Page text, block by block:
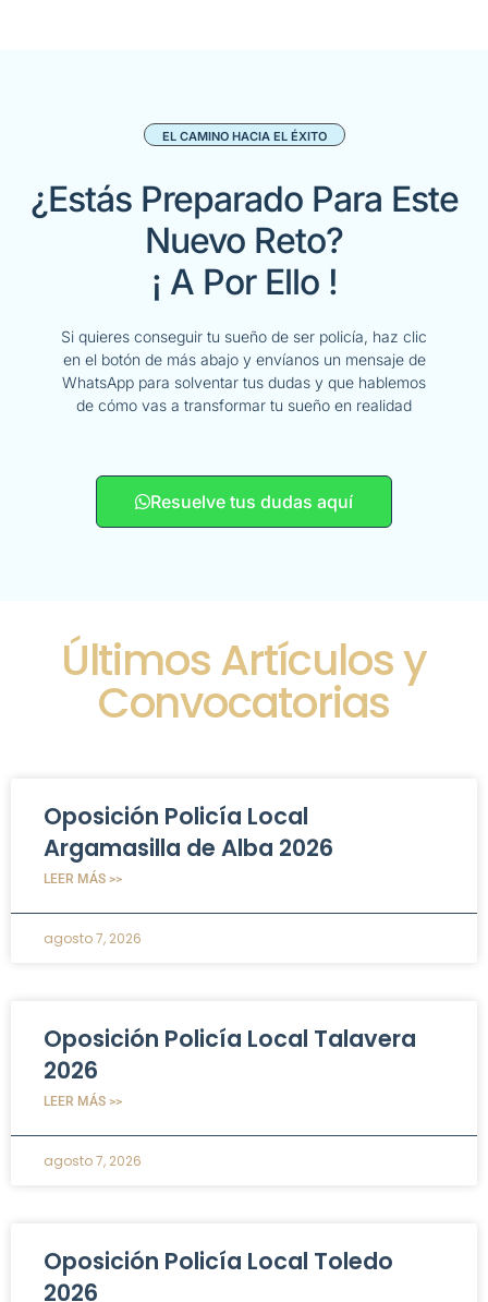
EL CAMINO HACIA EL ÉXITO
¿Estás Preparado Para Este
Nuevo Reto?
¡ A Por Ello !
Si quieres conseguir tu sueño de ser policía, haz clic
en el botón de más abajo y envíanos un mensaje de
WhatsApp para solventar tus dudas y que hablemos
de cómo vas a transformar tu sueño en realidad
Resuelve tus dudas aquí
Últimos Artículos y
Convocatorias
Oposición Policía Local
Argamasilla de Alba 2026
LEER MÁS >>
agosto 7, 2026
Oposición Policía Local Talavera
2026
LEER MÁS >>
agosto 7, 2026
Oposición Policía Local Toledo
2026